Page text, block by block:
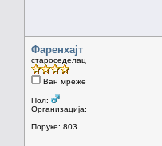
Фаренхајт
староседелац
Ван мреже
Пол:
Организација:
Поруке: 803